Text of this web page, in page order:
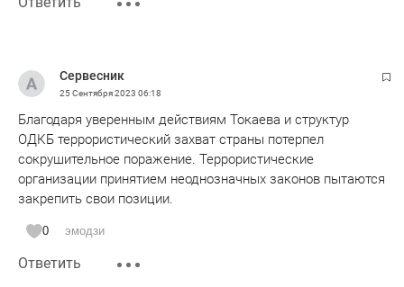
Сервесник
25 Сентября 2023 06:18
Благодаря уверенным действиям Токаева и структур
ОДКБ террористический захват страны потерпел
сокрушительное поражение. Террористические
организации принятием неоднозначных законов пытаются
закрепить свои позиции.
0 эмодзи
Ответить